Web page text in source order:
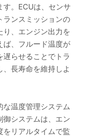
す。ECUは、センサ
ランスミッションの
り、エンジン出力を
ば、フルード温度が
らせることでトラ
長寿命を維持しよ
温度管理システム
御システムは、エン
をリアルタイムで監